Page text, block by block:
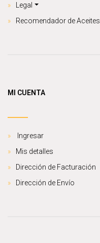
Legal
Recomendador de Aceites
MI CUENTA
Ingresar
Mis detalles
Dirección de Facturación
Dirección de Envío